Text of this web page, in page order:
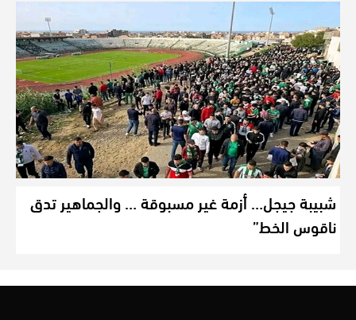
شبيبة جيجل… أزمة غير مسبوقة … والجماهير تدق
ناقوس الخط”